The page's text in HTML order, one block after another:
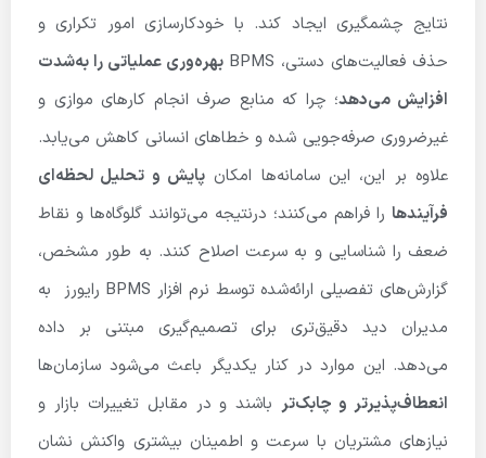
نتایج چشمگیری ایجاد کند. با خودکارسازی امور تکراری و
حذف فعالیت‌های دستی، BPMS
بهره‌وری عملیاتی را به‌شدت
افزایش می‌دهد؛ چرا که منابع صرف انجام کارهای موازی و
غیرضروری صرفه‌جویی شده و خطاهای انسانی کاهش می‌یابد.
علاوه بر این، این سامانه‌ها امکان پایش و تحلیل لحظه‌ای
فرآیندها را فراهم می‌کنند؛ درنتیجه می‌توانند گلوگاه‌ها و نقاط
ضعف را شناسایی و به سرعت اصلاح کنند. به طور مشخص،
گزارش‌های تفصیلی ارائه‌شده توسط نرم افزار BPMS رایورز به
مدیران دید دقیق‌تری برای تصمیم‌گیری مبتنی بر داده
می‌دهد. این موارد در کنار یکدیگر باعث می‌شود سازمان‌ها
انعطاف‌پذیرتر و چابک‌ترباشند و در مقابل تغییرات بازار و
نیازهای مشتریان با سرعت و اطمینان بیشتری واکنش نشان